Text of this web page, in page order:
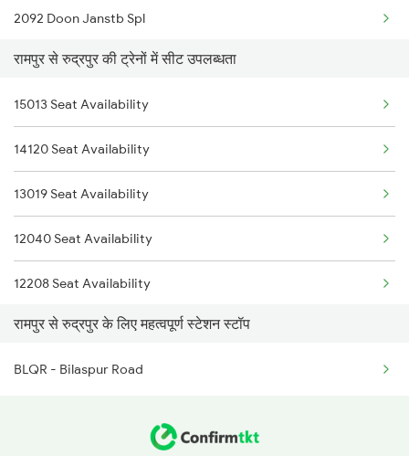
3009 Hwh Ynrk Spl
3010 Ynrk Hwh Spl
3151 Koaa Jat Spl
3152 Kolkata Spl
3307 Dhn Fzr Spl
2092 Doon Janstb Spl
4689 Jammu Garib Rath
4690 Kgm Garib Rath
5013 Ranikhet Spl
5014 Ranikhet Spl
4693 Cnb Jat Sf Spl
12039 Ndls Shatabadi
12040 Kathgodam Shtbdi
12091 Janshatabdi Exp
रामपुर से रुद्रपुर की ट्रेनों में सीट उपलब्धता
15013 Seat Availability
14120 Seat Availability
13019 Seat Availability
12040 Seat Availability
12208 Seat Availability
15035 Seat Availability
12091 Seat Availability
रामपुर से रुद्रपुर के लिए महत्वपूर्ण स्टेशन स्टॉप
BLQR - Bilaspur Road